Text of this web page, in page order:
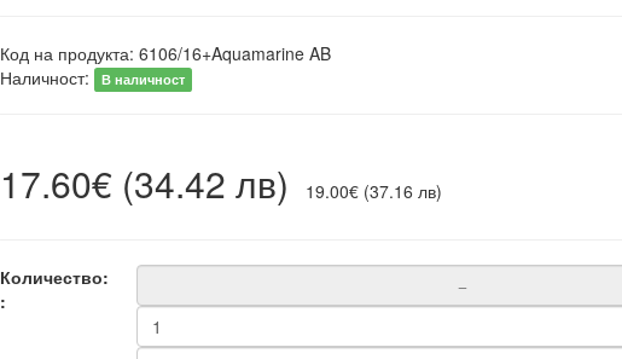
Код на продукта: 6106/16+Aquamarine AB
Наличност:
В наличност
17.60€ (34.42 лв) 19.00€ (37.16 лв)
Количество:
: